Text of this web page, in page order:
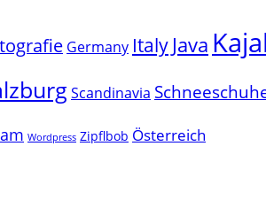
Germany Italy Java
Scandinavia
Wordpress Zipflbob Österreich